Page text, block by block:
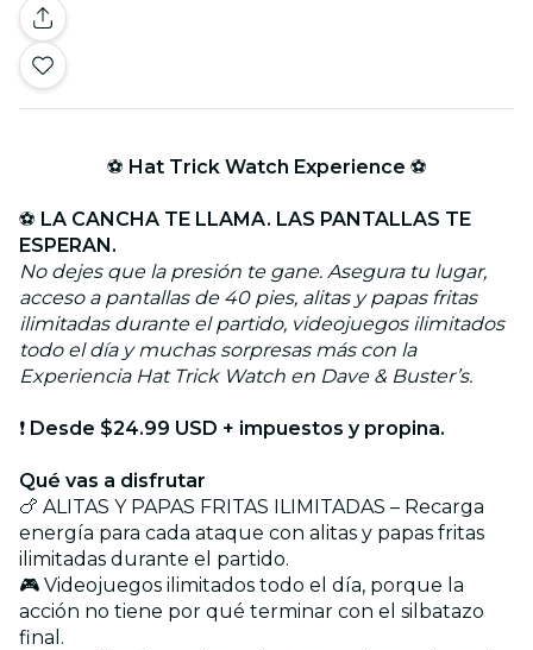
⚽ Hat Trick Watch Experience ⚽
⚽ LA CANCHA TE LLAMA. LAS PANTALLAS TE
ESPERAN.
No dejes que la presión te gane. Asegura tu lugar,
acceso a pantallas de 40 pies, alitas y papas fritas
ilimitadas durante el partido, videojuegos ilimitados
todo el día y muchas sorpresas más con la
Experiencia Hat Trick Watch en Dave & Buster’s.
❗ Desde $24.99 USD + impuestos y propina.
Qué vas a disfrutar
🍗 ALITAS Y PAPAS FRITAS ILIMITADAS – Recarga
energía para cada ataque con alitas y papas fritas
ilimitadas durante el partido.
🎮 Videojuegos ilimitados todo el día, porque la
acción no tiene por qué terminar con el silbatazo
final.